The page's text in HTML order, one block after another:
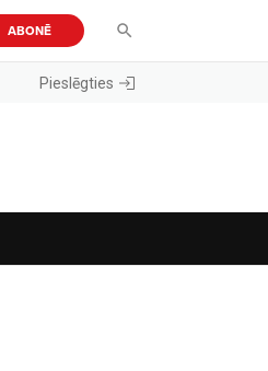
ABONĒ
Pieslēgties